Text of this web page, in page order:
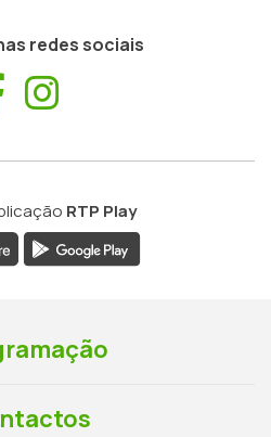
redes sociais
Facebook
RTP Play